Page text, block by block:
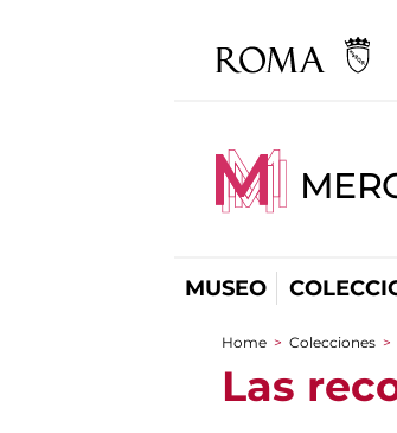
MUSEO
You are here
Home > Colecciones >
Las